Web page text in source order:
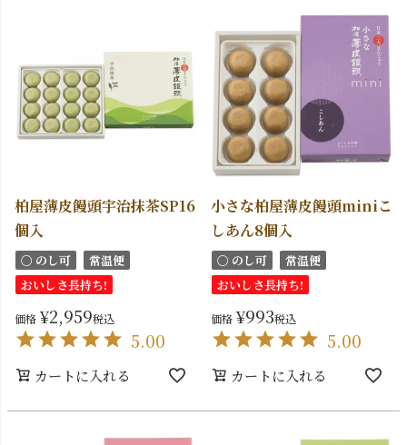
柏屋薄皮饅頭宇治抹茶SP16
個入
〇 のし可
常温便
おいしさ長持ち!
価格 ¥2,959税込
5.00
カートに入れる
小さな柏屋薄皮饅頭miniこ
しあん8個入
〇 のし可
常温便
おいしさ長持ち!
価格 ¥993税込
5.00
カートに入れる